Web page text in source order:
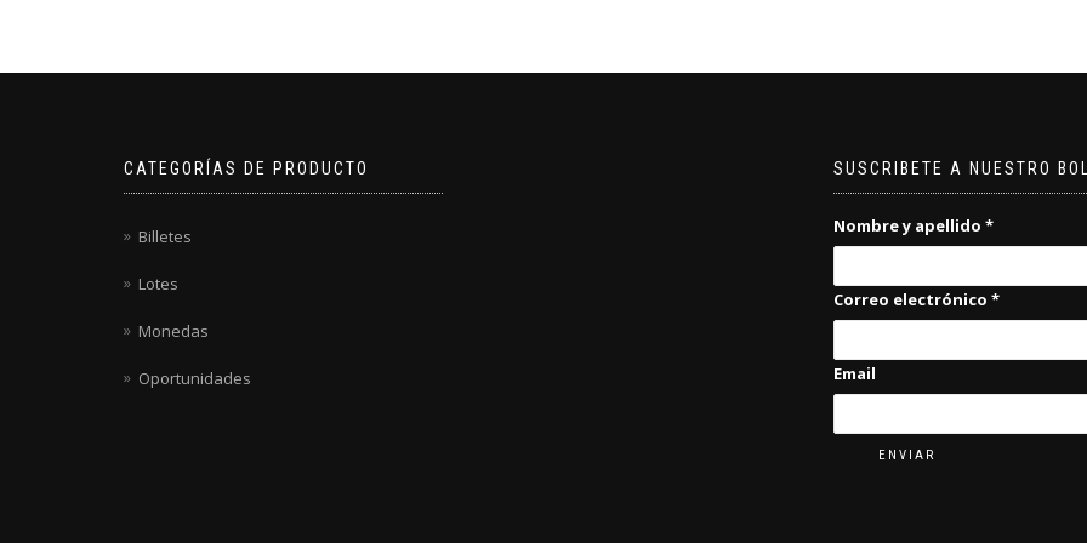
CATEGORÍAS DE PRODUCTO
Billetes
Lotes
Monedas
Oportunidades
SUSCRIBETE A NUESTRO
Nombre y apellido *
Correo electrónico *
Email
ENVIAR